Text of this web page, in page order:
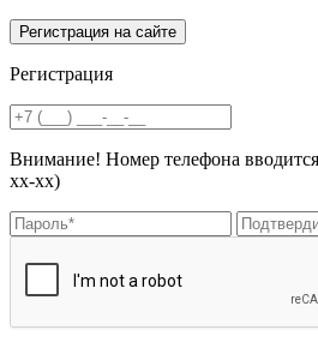
Регистрация
Внимание! Номер телефона
хх-хх)